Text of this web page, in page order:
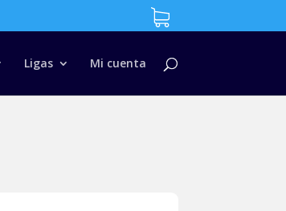
Ligas Mi cuenta